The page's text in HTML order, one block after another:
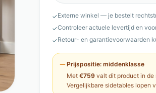
✓Externe winkel — je bestelt
✓Controleer actuele levertijd en
✓Retour- en garantievoorwaarden
Prijspositie: middenklasse
Met €759 valt dit product in de
Vergelijkbare sidetables lopen